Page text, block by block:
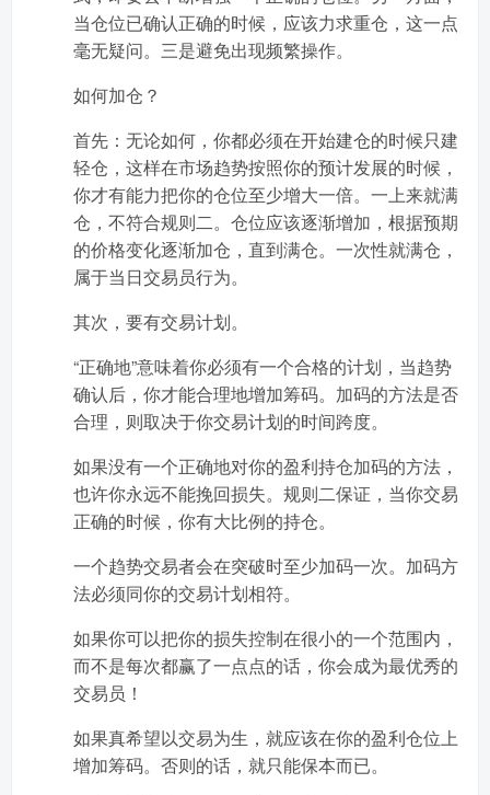
当仓位已确认正确的时候，应该力求重仓，这一点
毫无疑问。三是避免出现频繁操作。
如何加仓？
首先：无论如何，你都必须在开始建仓的时候只建
轻仓，这样在市场趋势按照你的预计发展的时候，
你才有能力把你的仓位至少增大一倍。一上来就满
仓，不符合规则二。仓位应该逐渐增加，根据预期
的价格变化逐渐加仓，直到满仓。一次性就满仓，
属于当日交易员行为。
其次，要有交易计划。
“正确地”意味着你必须有一个合格的计划，当趋势
确认后，你才能合理地增加筹码。加码的方法是否
合理，则取决于你交易计划的时间跨度。
如果没有一个正确地对你的盈利持仓加码的方法，
也许你永远不能挽回损失。规则二保证，当你交易
正确的时候，你有大比例的持仓。
一个趋势交易者会在突破时至少加码一次。加码方
法必须同你的交易计划相符。
如果你可以把你的损失控制在很小的一个范围内，
而不是每次都赢了一点点的话，你会成为最优秀的
交易员！
如果真希望以交易为生，就应该在你的盈利仓位上
增加筹码。否则的话，就只能保本而已。